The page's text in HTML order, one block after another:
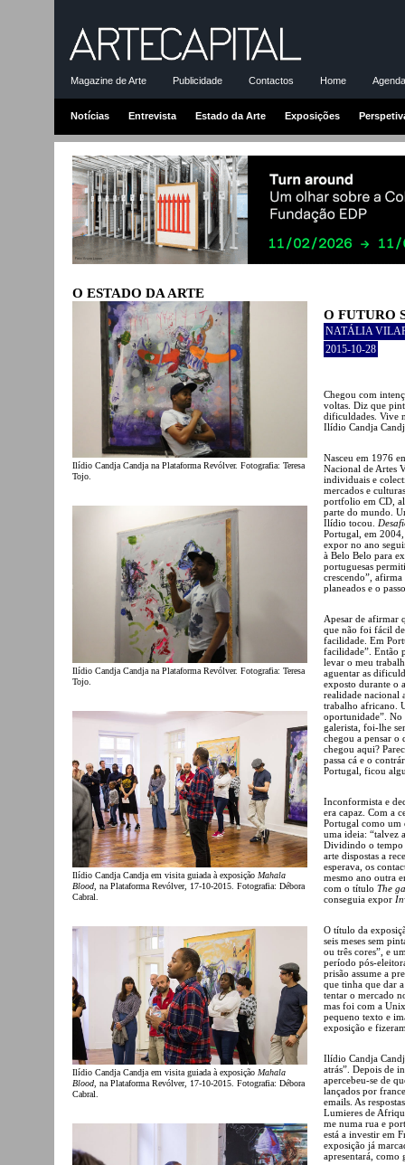
Magazine de Arte Publicidade Contactos Home
Notícias Entrevista Estado da Arte Exposições
O ESTADO DA ARTE
Ilídio Candja Candja na Plataforma Revólver. Fotografia: Teresa
Tojo.
Ilídio Candja Candja na Plataforma Revólver. Fotografia: Teresa
Tojo.
Ilídio Candja Candja em visita guiada à exposição Mahala
Blood , na Plataforma Revólver, 17-10-2015. Fotografia: Débora
Cabral.
Ilídio Candja Candja em visita guiada à exposição Mahala
Blood, na Plataforma Revólver, 17-10-2015. Fotografia: Débora
Cabral.
O FUTURO
NATÁLIA
2015-10-28
Chegou com
voltas. Diz que
dificuldades. Vive
Ilídio Candja
Nasceu em 1976
Nacional de Artes
individuais e
mercados e
portfolio em CD,
parte do mundo.
Ilídio tocou.
Portugal, em
expor no ano
à Belo Belo para
portuguesas
crescendo”,
planeados e o
Apesar de afirmar
que não foi fácil
facilidade. Em
facilidade”. Então
levar o meu
aguentar as
exposto durante o
realidade nacional
trabalho africano.
oportunidade”. No
galerista, foi-lhe
chegou a pensar o
chegou aqui?
passa cá e o
Portugal, ficou
Inconformista e
era capaz. Com a
Portugal como um
uma ideia: “talvez
Dividindo o tempo
arte dispostas a
esperava, os
mesmo ano outra
com o título The
conseguia expor
O título da
seis meses sem
ou três cores”, e
período pós-
prisão assume a
que tinha que dar
tentar o mercado
mas foi com a
pequeno texto e
exposição e
Ilídio Candja
atrás”. Depois de
apercebeu-se de
lançados por
emails. As
Lumieres de
me numa rua e
está a investir em
exposição já
apresentará, como